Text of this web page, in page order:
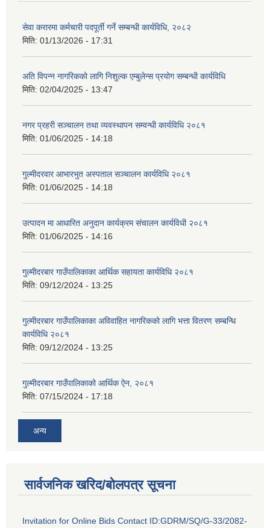
सेवा करारमा कर्मचारी पदपूर्ती गर्ने सम्बन्धी कार्यविधि, २०८२
मिति: 01/13/2026 - 17:31
अति विपन्न नागरिकको लागि निशुल्क एम्बुलेन्स प्रयोग सम्बन्धी कार्यविधि
मिति: 02/04/2025 - 13:47
नगर प्रहरी सञ्चालन तथा व्यवस्थापन सम्वन्धी कार्यविधि २०८१
मिति: 01/06/2025 - 14:18
गुल्मीदरवार आभारभुत अस्पताल सञ्चालन कार्यविधि २०८१
मिति: 01/06/2025 - 14:18
उत्पादन मा आधारित अनुदान कार्यक्रम संचालन कार्यविधी २०८१
मिति: 01/06/2025 - 14:16
गुल्मीदरबार गाउँपालिकाका आर्थिक सहायता कार्यविधि २०८१
मिति: 09/12/2024 - 13:25
गुल्मीदरबार गाउँपालिकाका अविवाहित नागरिकको लागि भत्ता वितरण सम्बन्धि
कार्यविधि २०८१
मिति: 09/12/2024 - 13:25
गुल्मीदरबार गाउँपालिकाको आर्थिक ऐन, २०८१
मिति: 07/15/2024 - 17:18
अन्य
सार्वजनिक खरिद/बोलपत्र सूचना
Invitation for Online Bids Contact ID:GDRM/SQ/G-33/2082-